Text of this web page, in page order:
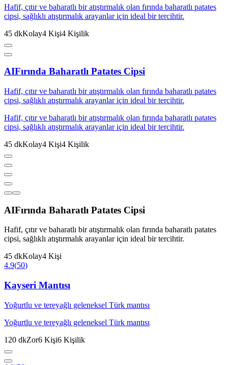
Hafif, çıtır ve baharatlı bir atıştırmalık olan fırında baharatlı patates
cipsi, sağlıklı atıştırmalık arayanlar için ideal bir tercihtir.
45 dkKolay4 Kişi4 Kişilik
AIFırında Baharatlı Patates Cipsi
Hafif, çıtır ve baharatlı bir atıştırmalık olan fırında baharatlı patates
cipsi, sağlıklı atıştırmalık arayanlar için ideal bir tercihtir.
Hafif, çıtır ve baharatlı bir atıştırmalık olan fırında baharatlı patates
cipsi, sağlıklı atıştırmalık arayanlar için ideal bir tercihtir.
45 dkKolay4 Kişi4 Kişilik
AIFırında Baharatlı Patates Cipsi
Hafif, çıtır ve baharatlı bir atıştırmalık olan fırında baharatlı patates
cipsi, sağlıklı atıştırmalık arayanlar için ideal bir tercihtir.
45 dkKolay4 Kişi
4.9(50)
Kayseri Mantısı
Yoğurtlu ve tereyağlı geleneksel Türk mantısı
Yoğurtlu ve tereyağlı geleneksel Türk mantısı
120 dkZor6 Kişi6 Kişilik